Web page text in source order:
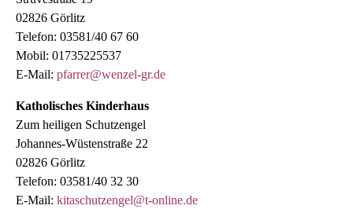
02826 Görlitz
Telefon: 03581/40 67 60
Mobil: 01735225537
E-Mail: pfarrer@wenzel-gr.de
Katholisches Kinderhaus
Zum heiligen Schutzengel
Johannes-Wüstenstraße 22
02826 Görlitz
Telefon: 03581/40 32 30
E-Mail: kitaschutzengel@t-online.de